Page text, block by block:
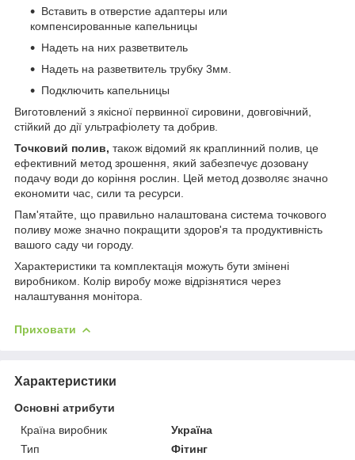
Вставить в отверстие адаптеры или
компенсированные капельницы
Надеть на них разветвитель
Надеть на разветвитель трубку 3мм.
Подключить капельницы
Виготовлений з якісної первинної сировини, довговічний,
стійкий до дії ультрафіолету та добрив.
Точковий полив, також відомий як краплинний полив, це
ефективний метод зрошення, який забезпечує дозовану
подачу води до коріння рослин. Цей метод дозволяє значно
економити час, сили та ресурси.
Пам'ятайте, що правильно налаштована система точкового
поливу може значно покращити здоров'я та продуктивність
вашого саду чи городу.
Характеристики та комплектація можуть бути змінені
виробником. Колір виробу може відрізнятися через
налаштування монітора.
Приховати
Характеристики
Основні атрибути
Країна виробник
Україна
Тип
Фітинг